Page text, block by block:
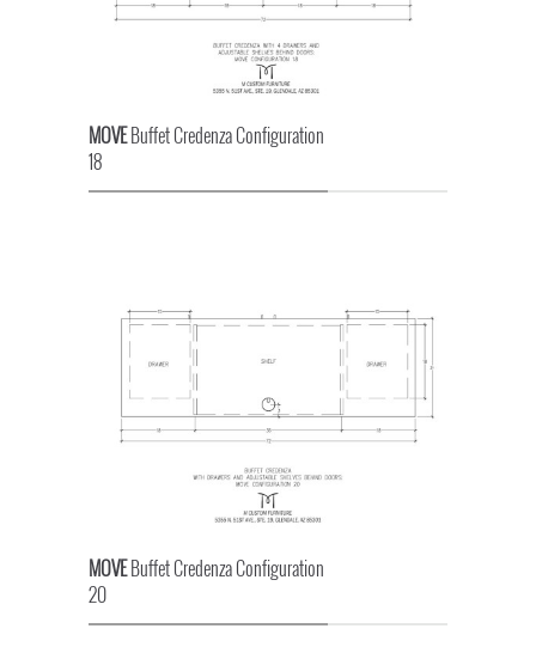
MOVEBuffet Credenza Configuration
18
MOVEBuffet Credenza Configuration
20